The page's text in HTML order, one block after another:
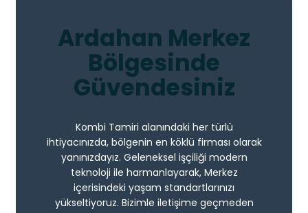
Ardahan Merkez
Bölgesinde
Güvendesiniz
Kombi Tamiri alanındaki her türlü
ihtiyacınızda, bölgenin en köklü firması olarak
yanınızdayız. Geleneksel işçiliği modern
teknoloji ile harmanlayarak, Merkez
içerisindeki yaşam standartlarınızı
yükseltiyoruz. Bizimle iletişime geçmeden